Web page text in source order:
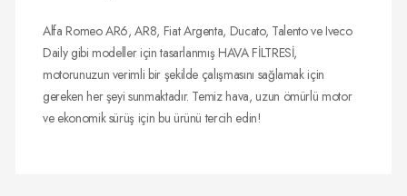
Alfa Romeo AR6, AR8, Fiat Argenta, Ducato, Talento ve Iveco
Daily gibi modeller için tasarlanmış HAVA FİLTRESİ,
motorunuzun verimli bir şekilde çalışmasını sağlamak için
gereken her şeyi sunmaktadır. Temiz hava, uzun ömürlü motor
ve ekonomik sürüş için bu ürünü tercih edin!